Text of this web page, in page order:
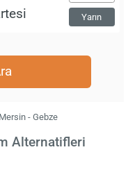
Yarın
Mersin - Gebze
Alternatifleri